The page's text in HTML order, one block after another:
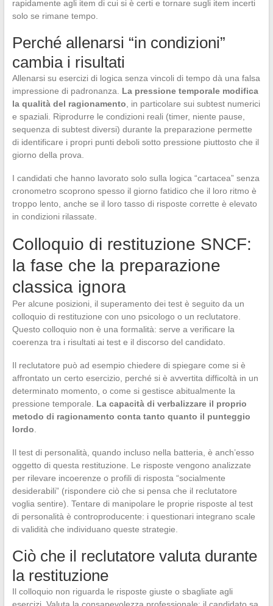
rapidamente agli item di cui si è certi e tornare sugli item incerti
solo se rimane tempo.
Perché allenarsi “in condizioni”
cambia i risultati
Allenarsi su esercizi di logica senza vincoli di tempo dà una falsa
impressione di padronanza. La pressione temporale modifica
la qualità del ragionamento , in particolare sui subtest numerici
e spaziali. Riprodurre le condizioni reali (timer, niente pause,
sequenza di subtest diversi) durante la preparazione permette
di identificare i propri punti deboli sotto pressione piuttosto che il
giorno della prova.
I candidati che hanno lavorato solo sulla logica “cartacea” senza
cronometro scoprono spesso il giorno fatidico che il loro ritmo è
troppo lento, anche se il loro tasso di risposte corrette è elevato
in condizioni rilassate.
Colloquio di restituzione SNCF:
la fase che la preparazione
classica ignora
Per alcune posizioni, il superamento dei test è seguito da un
colloquio di restituzione con uno psicologo o un reclutatore.
Questo colloquio non è una formalità: serve a verificare la
coerenza tra i risultati ai test e il discorso del candidato.
Il reclutatore può ad esempio chiedere di spiegare come si è
affrontato un certo esercizio, perché si è avvertita difficoltà in un
determinato momento, o come si gestisce abitualmente la
pressione temporale. La capacità di verbalizzare il proprio
metodo di ragionamento conta tanto quanto il punteggio
lordo
Il test di personalità, quando incluso nella batteria, è anch’esso
oggetto di questa restituzione. Le risposte vengono analizzate
per rilevare incoerenze o profili di risposta “socialmente
desiderabili” (rispondere ciò che si pensa che il reclutatore
voglia sentire). Tentare di manipolare le proprie risposte al test
di personalità è controproducente: i questionari integrano scale
di validità che individuano queste strategie.
Ciò che il reclutatore valuta durante
la restituzione
Il colloquio non riguarda le risposte giuste o sbagliate agli